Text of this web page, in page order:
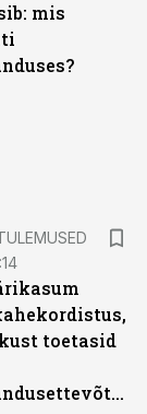
mis
toetasid
põllumajandusettevõtted